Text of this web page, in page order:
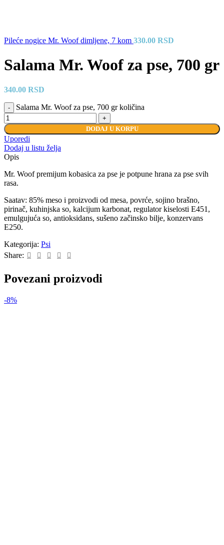
Pileće nogice Mr. Woof dimljene, 7 kom 330.00 RSD
Salama Mr. Woof za pse, 700 gr
340.00 RSD
Salama Mr. Woof za pse, 700 gr količina
DODAJ U KORPU
Uporedi
Dodaj u listu želja
Opis
Mr. Woof premijum kobasica za pse je potpune hrana za pse svih
rasa.
Saatav: 85% meso i proizvodi od mesa, povrće, sojino brašno,
pirinač, kuhinjska so, kalcijum karbonat, regulator kiselosti E451,
emulgujuća so, antioksidans, sušeno začinsko bilje, konzervans
E250.
Kategorija: Psi
Share:
Povezani proizvodi
-8%